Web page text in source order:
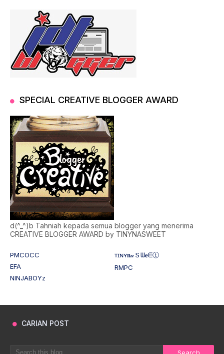
SPECIAL CREATIVE BLOGGER AWARD
d(^_^)b Tahniah kepada semua blogger yang menerima
CREATIVE BLOGGER AWARD by TINYNASWEET
PMCOCC
ᴛɪɴʏ𝐧𝒶Ｓᗯ𝐞ᗴⓣ
EFA
RMPC
NINJABOYz
CARIAN POST